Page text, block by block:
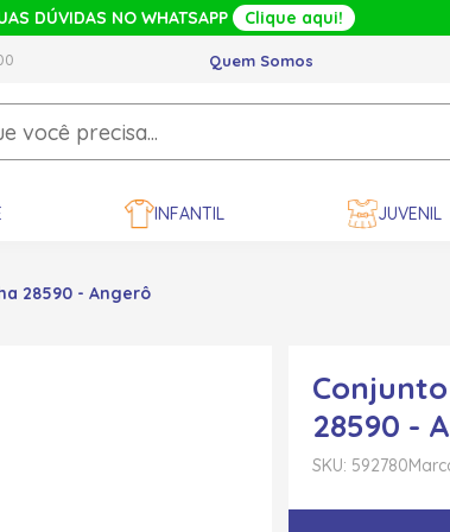
DÚVIDAS NO WHATSAPP Clique aqui!
Quem Somos
INFANTIL JUVENIL
28590 - Angerô
28590 -
SKU: 592780